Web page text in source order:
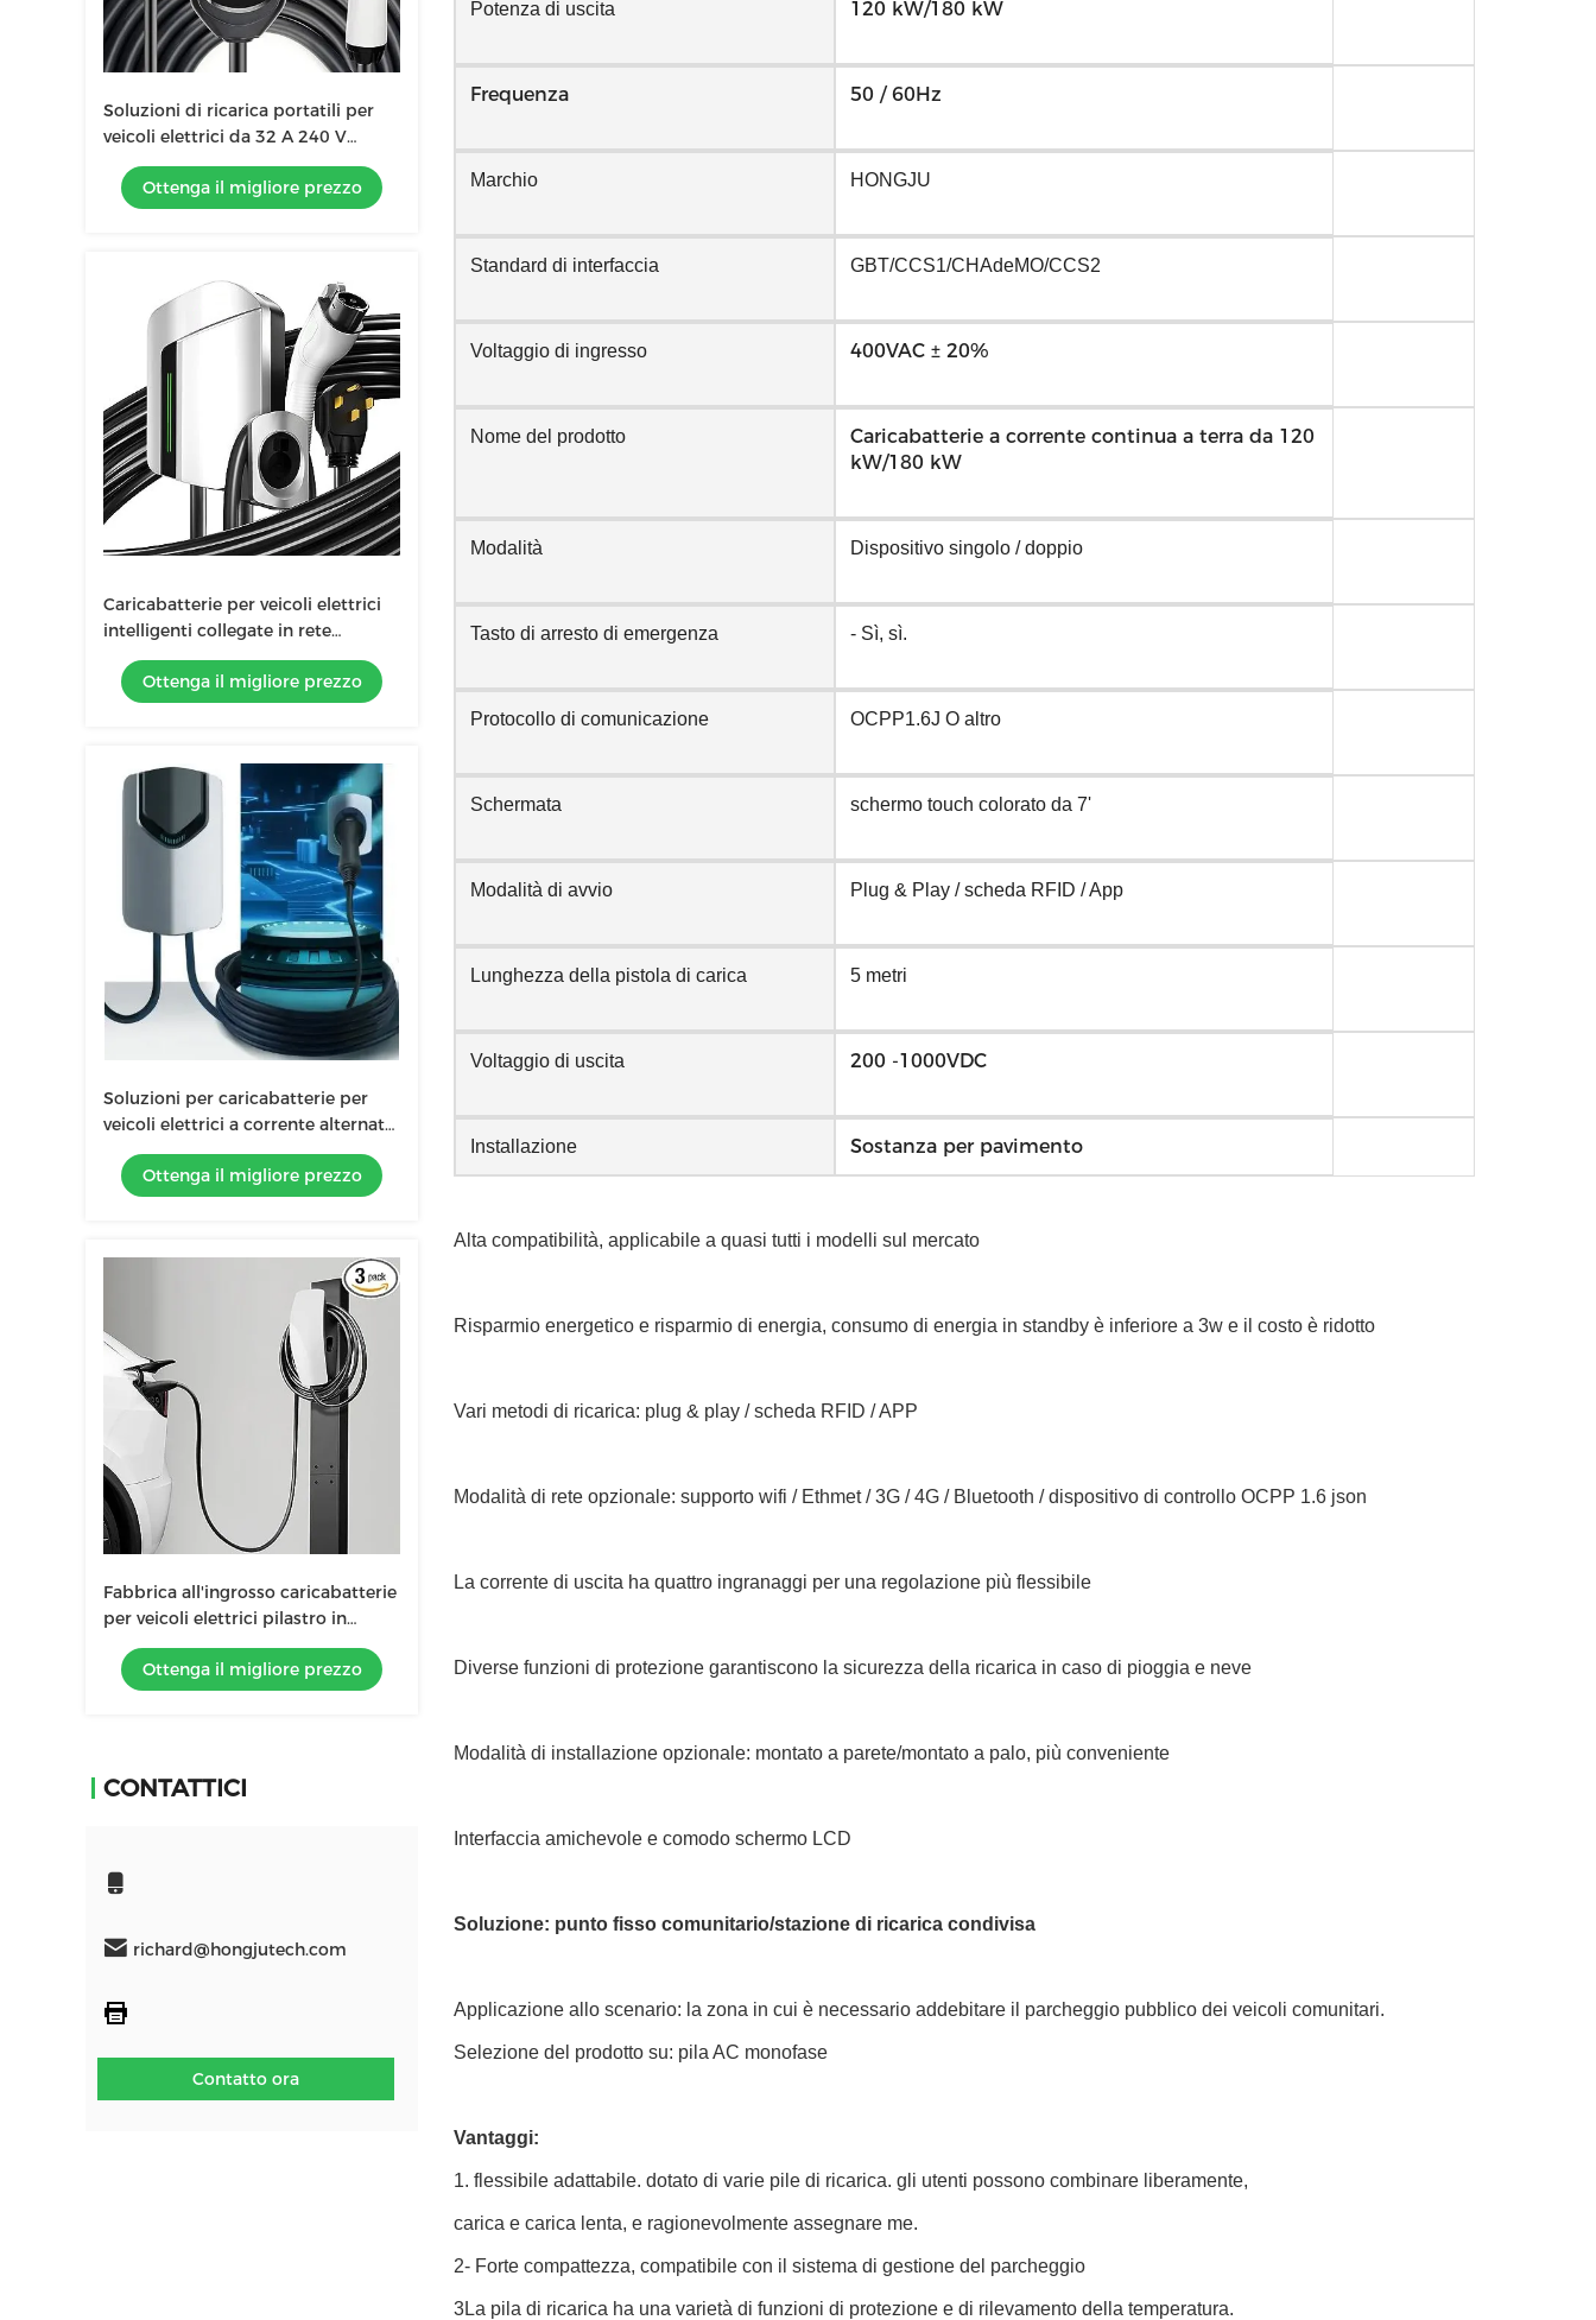
Soluzioni di ricarica portatili per
veicoli elettrici da 32 A 240 V
Veicoli ibridi J1772
Ottenga il migliore prezzo
Caricabatterie per veicoli elettrici
intelligenti collegate in rete
caricabatterie per veicoli elettrici
montate a muro fino a 22 kW
Ottenga il migliore prezzo
Soluzioni per caricabatterie per
veicoli elettrici a corrente alternata
110V - 240V
Ottenga il migliore prezzo
Fabbrica all'ingrosso caricabatterie
per veicoli elettrici pilastro in
acciaio stand stazione di ricarica
montata a pavimento
Ottenga il migliore prezzo
CONTATTICI
richard@hongjutech.com
Contatto ora
Potenza di uscita 120 kW/180 kW
Frequenza 50 / 60Hz
Marchio HONGJU
Standard di interfaccia GBT/CCS1/CHAdeMO/CCS2
Voltaggio di ingresso 400VAC ± 20%
Nome del prodotto
Caricabatterie a corrente continua a terra da 120
kW/180 kW
Modalità Dispositivo singolo / doppio
Tasto di arresto di emergenza - Sì, sì.
Protocollo di comunicazione OCPP1.6J O altro
Schermata schermo touch colorato da 7'
Modalità di avvio Plug & Play / scheda RFID / App
Lunghezza della pistola di carica 5 metri
Voltaggio di uscita 200 -1000VDC
Installazione Sostanza per pavimento
Alta compatibilità, applicabile a quasi tutti i modelli sul mercato
Risparmio energetico e risparmio di energia, consumo di energia in standby è inferiore a 3w e il costo è ridotto
Vari metodi di ricarica: plug & play / scheda RFID / APP
Modalità di rete opzionale: supporto wifi / Ethmet / 3G / 4G / Bluetooth / dispositivo di controllo OCPP 1.6 json
La corrente di uscita ha quattro ingranaggi per una regolazione più flessibile
Diverse funzioni di protezione garantiscono la sicurezza della ricarica in caso di pioggia e neve
Modalità di installazione opzionale: montato a parete/montato a palo, più conveniente
Interfaccia amichevole e comodo schermo LCD
Soluzione: punto fisso comunitario/stazione di ricarica condivisa
Applicazione allo scenario: la zona in cui è necessario addebitare il parcheggio pubblico dei veicoli comunitari.
Selezione del prodotto su: pila AC monofase
Vantaggi:
1. flessibile adattabile. dotato di varie pile di ricarica. gli utenti possono combinare liberamente,
carica e carica lenta, e ragionevolmente assegnare me.
2- Forte compattezza, compatibile con il sistema di gestione del parcheggio
3La pila di ricarica ha una varietà di funzioni di protezione e di rilevamento della temperatura.